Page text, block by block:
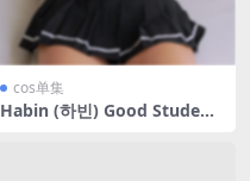
cos单集
Habin (하빈) Good Student